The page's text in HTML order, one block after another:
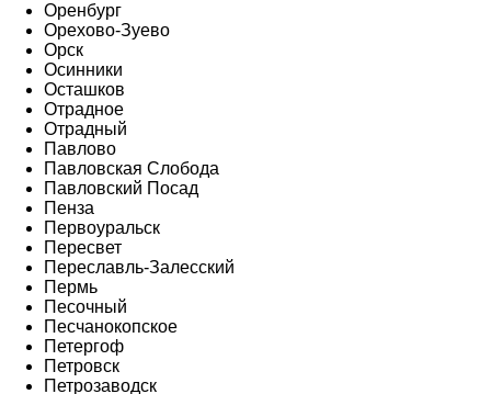
Оренбург
Орехово-Зуево
Орск
Осинники
Осташков
Отрадное
Отрадный
Павлово
Павловская Слобода
Павловский Посад
Пенза
Первоуральск
Пересвет
Переславль-Залесский
Пермь
Песочный
Песчанокопское
Петергоф
Петровск
Петрозаводск